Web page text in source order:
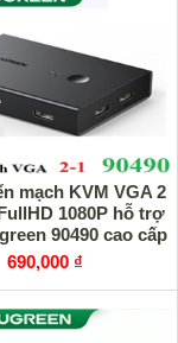
mạch KVM VGA 2
1080P hỗ trợ
90490 cao cấp
690,000 ₫